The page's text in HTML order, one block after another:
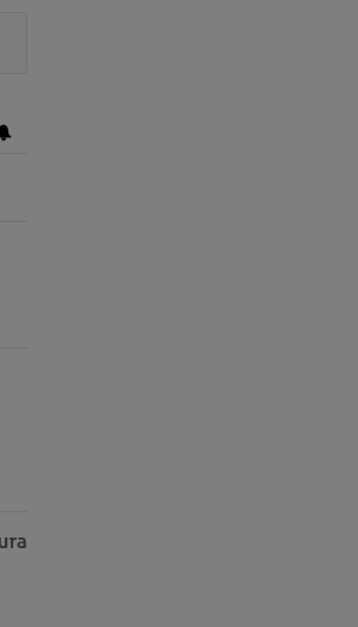
days.
mit 1 kommentar.
tiefe Nachfrage der Zentralbanken